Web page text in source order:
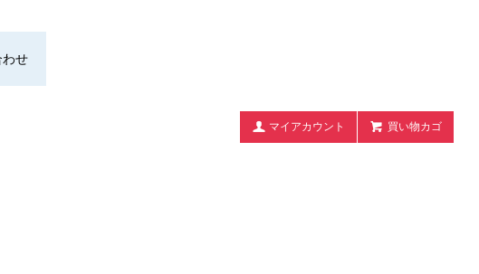
わせ
買い物カゴ
マイアカウント